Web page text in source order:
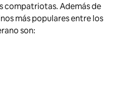
compatriotas. Además de
más populares entre los
son: